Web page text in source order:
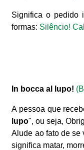
Significa o pedido
formas: Silêncio!
In bocca al lupo!
A pessoa que
lupo", ou seja,
Alude ao fato de
significa matar,